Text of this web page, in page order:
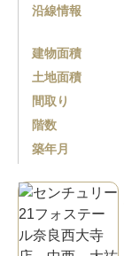
沿線情報
建物面積
土地面積
間取り
階数
築年月